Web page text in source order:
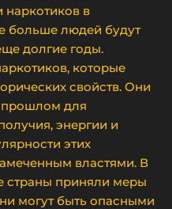
наркотиков в
больше людей будут
долгие годы.
которые
свойств. Они
прошлом для
энергии и
этих
властями. В
страны приняли меры
могут быть опасными